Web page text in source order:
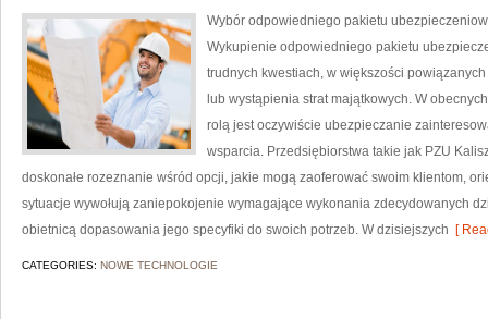
Wybór odpowiedniego pakietu
Wykupienie odpowiedniego pakietu
trudnych kwestiach, w większości
lub wystąpienia strat majątkowych. W
rolą jest oczywiście ubezpieczanie
wsparcia. Przedsiębiorstwa takie jak PZU
doskonałe rozeznanie wśród opcji, jakie mogą zaoferować swoim klientom,
sytuacje wywołują zaniepokojenie wymagające wykonania zdecydowanych
obietnicą dopasowania jego specyfiki do swoich potrzeb. W dzisiejszych [
CATEGORIES: NOWE TECHNOLOGIE